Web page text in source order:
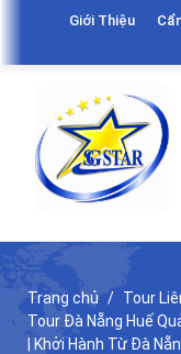
Giới Thiệu
Trang chủ Tour
Tour Đà Nẵng Huế
| Khởi Hành Từ Đà